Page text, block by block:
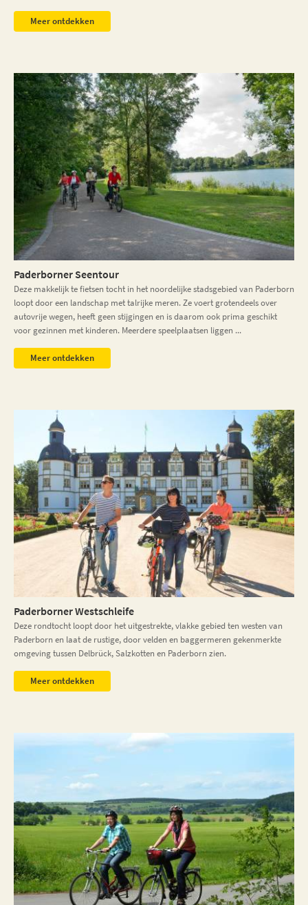
Meer ontdekken
Paderborner Seentour
Deze makkelijk te fietsen tocht in het noordelijke stadsgebied van Paderborn
loopt door een landschap met talrijke meren. Ze voert grotendeels over
autovrije wegen, heeft geen stijgingen en is daarom ook prima geschikt
voor gezinnen met kinderen. Meerdere speelplaatsen liggen ...
Meer ontdekken
Paderborner Westschleife
Deze rondtocht loopt door het uitgestrekte, vlakke gebied ten westen van
Paderborn en laat de rustige, door velden en baggermeren gekenmerkte
omgeving tussen Delbrück, Salzkotten en Paderborn zien.
Meer ontdekken